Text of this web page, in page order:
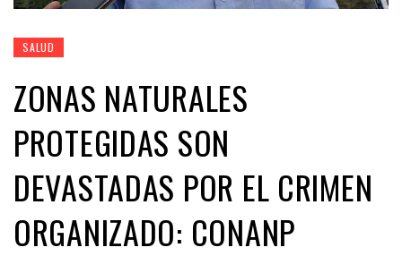
SALUD
ZONAS NATURALES
PROTEGIDAS SON
DEVASTADAS POR EL CRIMEN
ORGANIZADO: CONANP